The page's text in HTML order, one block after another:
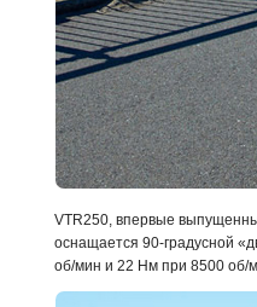
VTR250, впервые
оснащается 90-градусной
об/мин и 22 Нм при 8500 об/